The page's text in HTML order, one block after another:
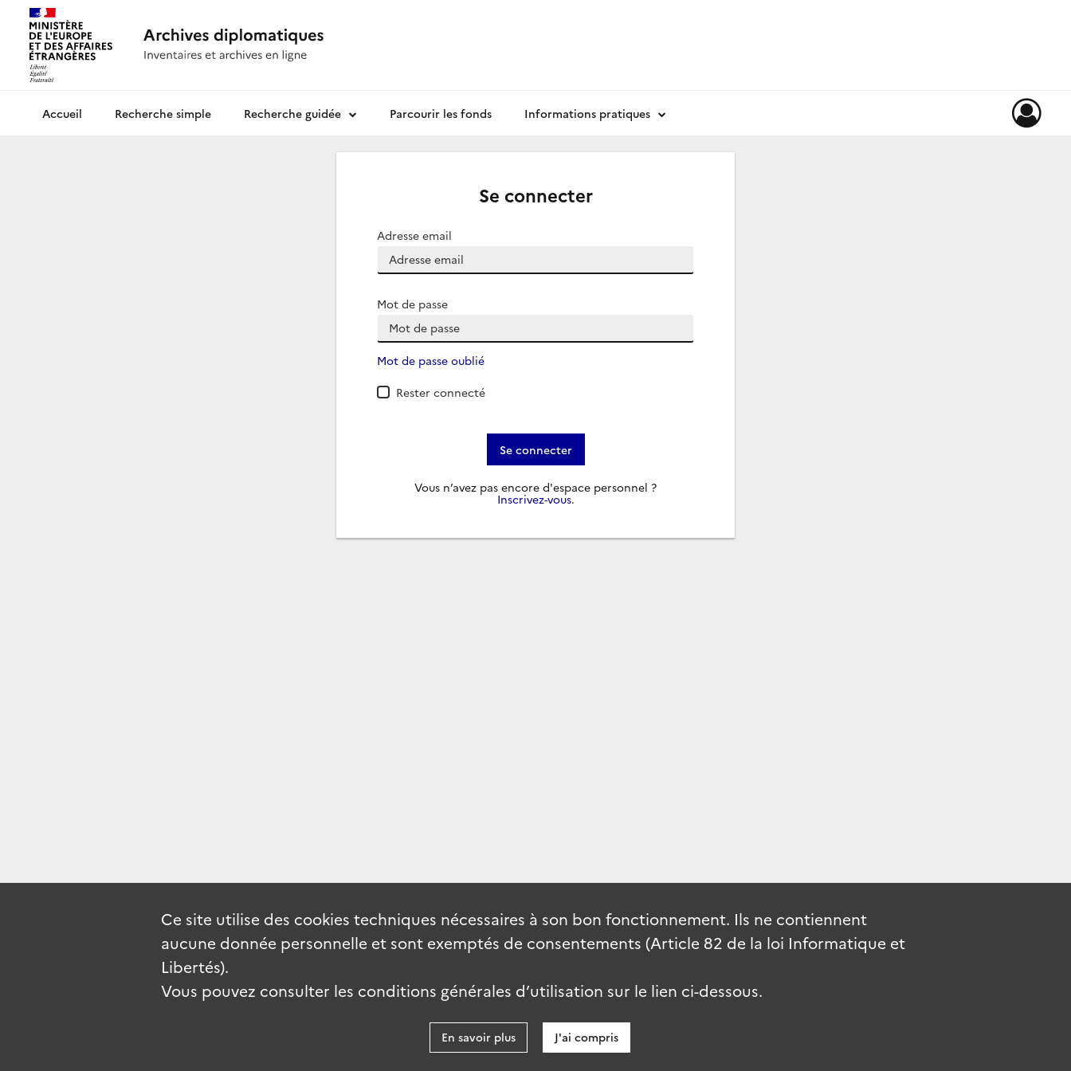
Archives diplomatiquesRecherche simple Recherche guidée Parcourir les fonds Informations pratiques
Se connecter
Adresse email
Mot de passe
Mot de passe oublié
Rester connecté
Se connecter
Vous n’avez pas encore d'espace personnel ?
Inscrivez-vous.
Ce site utilise des cookies techniques nécessaires à son bon fonctionnement. Ils ne contiennent
aucune donnée personnelle et sont exemptés de consentements (Article 82 de la loi Informatique et
Libertés).
Vous pouvez consulter les conditions générales d’utilisation sur le lien ci-dessous.
En savoir plus J'ai compris